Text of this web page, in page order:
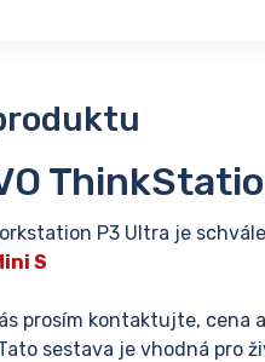
P3 Ultra je
S
prosím kontaktujte, cena
sestava je vhodná pro